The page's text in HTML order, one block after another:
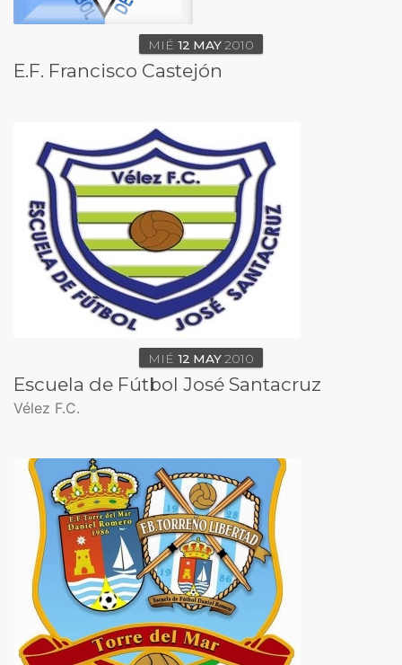
MIÉ 12 MAY2010
E.F. Francisco Castejón
MIÉ 12 MAY2010
Escuela de Fútbol José Santacruz
Vélez F.C.